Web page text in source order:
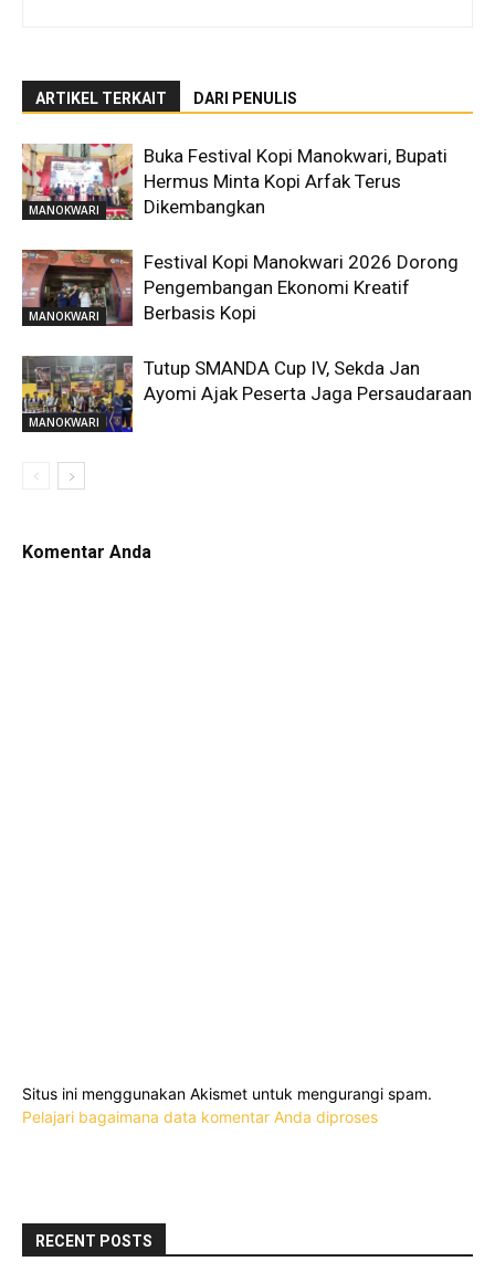
ARTIKEL TERKAIT DARI PENULIS
MANOKWARI
Buka Festival Kopi Manokwari, Bupati
Hermus Minta Kopi Arfak Terus
Dikembangkan
MANOKWARI
Festival Kopi Manokwari 2026 Dorong
Pengembangan Ekonomi Kreatif
Berbasis Kopi
MANOKWARI
Tutup SMANDA Cup IV, Sekda Jan
Ayomi Ajak Peserta Jaga Persaudaraan
Komentar Anda
Situs ini menggunakan Akismet untuk mengurangi spam.
Pelajari bagaimana data komentar Anda diproses
RECENT POSTS